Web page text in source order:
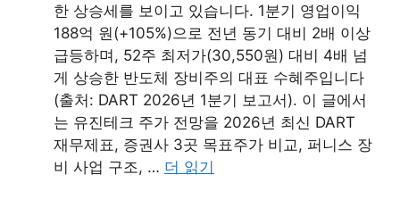
한 상승세를 보이고 있습니다. 1분기 영업이익
188억 원(+105%)으로 전년 동기 대비 2배 이상
급등하며, 52주 최저가(30,550원) 대비 4배 넘
게 상승한 반도체 장비주의 대표 수혜주입니다
(출처: DART 2026년 1분기 보고서). 이 글에서
는 유진테크 주가 전망을 2026년 최신 DART
재무제표, 증권사 3곳 목표주가 비교, 퍼니스 장
비 사업 구조, … 더 읽기